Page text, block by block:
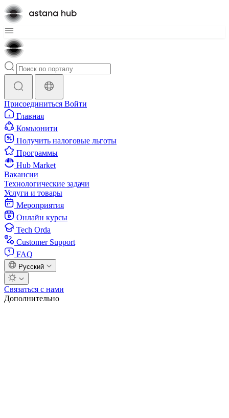
Присоединиться Войти
Главная
Комьюнити
Получить налоговые льготы
Программы
Hub Market
Вакансии
Технологические задачи
Услуги и товары
Мероприятия
Онлайн курсы
Tech Orda
Customer Support
FAQ
Русский
Связаться с нами
Дополнительно